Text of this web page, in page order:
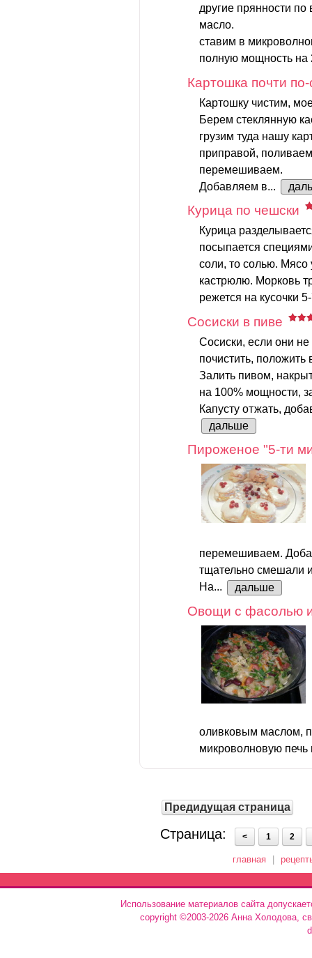
другие прянности
масло.
ставим в
полную мощность на
Картошка почти по-
Картошку чистим,
Берем стеклянную
грузим туда нашу
приправой,
перемешиваем.
Добавляем в...
Курица по чешски
Курица
посыпается
соли, то солью. Мясо
кастрюлю. Морковь
режется на кусочки
Сосиски в пиве
Сосиски, если они
почистить,
Залить пивом,
на 100% мощности,
Капусту отжать,
дальше
Пироженое "5-ти
перемешиваем.
тщательно смешали
На...
дальше
Овощи с фасолью
оливковым маслом,
микроволновую печь
Предидущая страница
Страница: < 1 2
главная
Использование материалов сайта
copyright ©2003-2026 Анна Холодова,